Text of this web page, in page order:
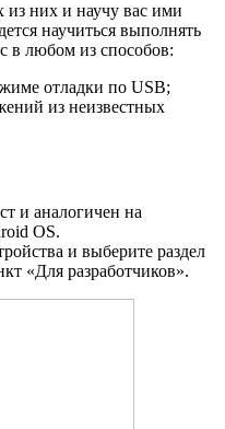
них и научу вас ими
научиться выполнять
в любом из способов:
отладки по USB;
из неизвестных
и аналогичен на
OS.
и выберите раздел
«Для разработчиков».